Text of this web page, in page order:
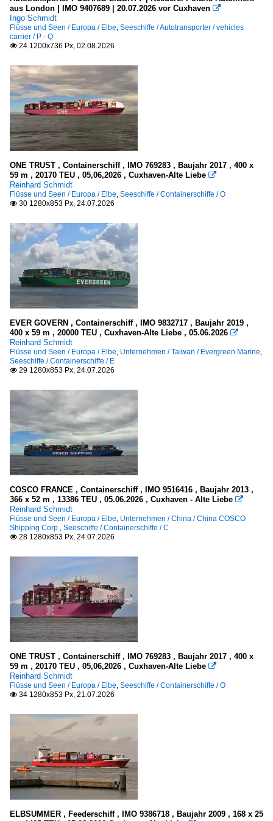
Ruder- und Paddelboote
Schleppkähne
Arbeitsschiffe
Kranschiffe u. Schwimmkrane mit Fahrantrieb
alle
Binnenhäfen
Deutschland
Lauenburg
Tangermünde
Wittenberge
Binnenschiffe
Fähren im Ausland und EU grenzüberschreitend
Fähren in Deutschland
Elbe: außer Hamburg
FGS - Fahrgastschiffe
.mehrere oder Name unbekannt
A
B
C
D
F
G
H
J
K
L
M
P
S
T
W
FGS - Fahrgastschiffe Katamaran
L - Z
GMS - Gütermotorschiffe
.mehrere oder Name unbekannt
1970
1977
1985
1986
1987
1990
1991
1992
1994
1996
1997
1999
2000
2001
2002
2003
2004
2005
2006
2007
2010
2010
2013
2014
2015
2016
2017
2018
2019
2020
2020
2021
2022
2023
aus London | IMO 9407689 | 20.07.2026 vor Cuxhaven 
Ingo Schmidt
Flüsse und Seen / Europa / Elbe, Seeschiffe / Autotransporter / vehicles
carrier / P - Q
 24 1200x736 Px, 02.08.2026
ONE TRUST , Containerschiff , IMO 769283 , Baujahr 2017 , 400 x
59 m , 20170 TEU , 05,06,2026 , Cuxhaven-Alte Liebe 
Reinhard Schmidt
Flüsse und Seen / Europa / Elbe, Seeschiffe / Containerschiffe / O
 30 1280x853 Px, 24.07.2026
EVER GOVERN , Containerschiff , IMO 9832717 , Baujahr 2019 ,
400 x 59 m , 20000 TEU , Cuxhaven-Alte Liebe , 05.06.2026 
Reinhard Schmidt
Flüsse und Seen / Europa / Elbe, Unternehmen / Taiwan / Evergreen Marine,
Seeschiffe / Containerschiffe / E
 29 1280x853 Px, 24.07.2026
COSCO FRANCE , Containerschiff , IMO 9516416 , Baujahr 2013 ,
366 x 52 m , 13386 TEU , 05.06.2026 , Cuxhaven - Alte Liebe 
Reinhard Schmidt
Flüsse und Seen / Europa / Elbe, Unternehmen / China / China COSCO
Shipping Corp., Seeschiffe / Containerschiffe / C
 28 1280x853 Px, 24.07.2026
ONE TRUST , Containerschiff , IMO 769283 , Baujahr 2017 , 400 x
59 m , 20170 TEU , 05,06,2026 , Cuxhaven-Alte Liebe 
Reinhard Schmidt
Flüsse und Seen / Europa / Elbe, Seeschiffe / Containerschiffe / O
 34 1280x853 Px, 21.07.2026
ELBSUMMER , Feederschiff , IMO 9386718 , Baujahr 2009 , 168 x 25